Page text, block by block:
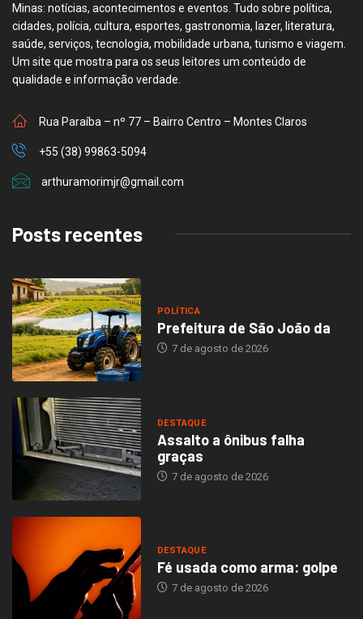
Minas: notícias, acontecimentos e eventos. Tudo sobre política,
cidades, polícia, cultura, esportes, gastronomia, lazer, literatura,
saúde, serviços, tecnologia, mobilidade urbana, turismo e viagem.
Um site que mostra para os seus leitores um conteúdo de
qualidade e informação verdade.
Rua Paraíba – nº 77 – Bairro Centro – Montes Claros
+55 (38) 99863-5094
arthuramorimjr@gmail.com
Posts recentes
POLÍTICA
Prefeitura de São João da
7 de agosto de 2026
DESTAQUE
Assalto a ônibus falha
graças
7 de agosto de 2026
DESTAQUE
Fé usada como arma: golpe
7 de agosto de 2026